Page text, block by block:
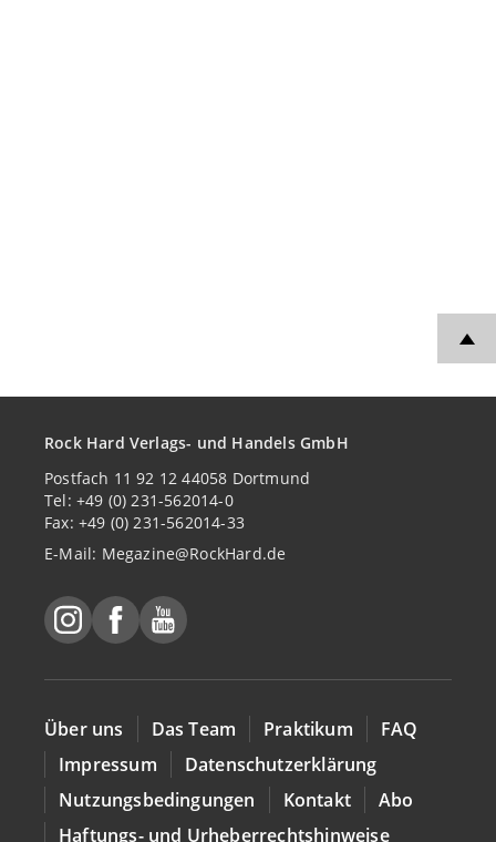
Rock Hard Verlags- und Handels GmbH
Postfach 11 92 12 44058 Dortmund
Tel: +49 (0) 231-562014-0
Fax: +49 (0) 231-562014-33
E-Mail: Megazine@RockHard.de
Über uns Das Team Praktikum
FAQ
Impressum
Datenschutzerklärung
Nutzungsbedingungen
Kontakt
Abo
Haftungs- und Urheberrechtshinweise